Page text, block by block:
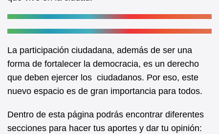
La participación ciudadana, además de ser una
forma de fortalecer la democracia, es un derecho
que deben ejercer los ciudadanos. Por eso, este
nuevo espacio es de gran importancia para todos.
Dentro de esta página podrás encontrar diferentes
secciones para hacer tus aportes y dar tu opinión: